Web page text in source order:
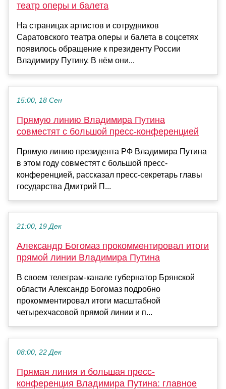
театр оперы и балета
На страницах артистов и сотрудников
Саратовского театра оперы и балета в соцсетях
появилось обращение к президенту России
Владимиру Путину. В нём они...
15:00, 18 Сен
Прямую линию Владимира Путина
совместят с большой пресс-конференцией
Прямую линию президента РФ Владимира Путина
в этом году совместят с большой пресс-
конференцией, рассказал пресс-секретарь главы
государства Дмитрий П...
21:00, 19 Дек
Александр Богомаз прокомментировал итоги
прямой линии Владимира Путина
В своем телеграм-канале губернатор Брянской
области Александр Богомаз подробно
прокомментировал итоги масштабной
четырехчасовой прямой линии и п...
08:00, 22 Дек
Прямая линия и большая пресс-
конференция Владимира Путина: главное